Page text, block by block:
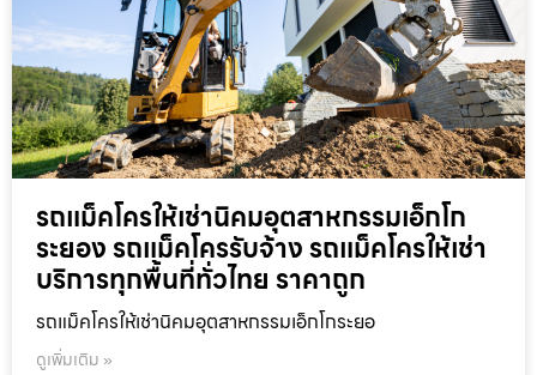
รถแม็คโครให้เช่านิคมอุตสาหกรรมเอ็กโก
ระยอง รถแม็คโครรับจ้าง รถแม็คโครให้เช่า
บริการทุกพื้นที่ทั่วไทย ราคาถูก
รถแม็คโครให้เช่านิคมอุตสาหกรรมเอ็กโกระยอ
ดูเพิ่มเติม »